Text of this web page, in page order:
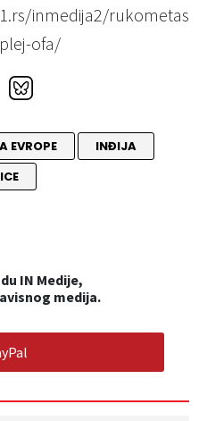
inmedija2/rukometas
ofa/
EVROPE
INĐIJA
IN Medije,
medija.